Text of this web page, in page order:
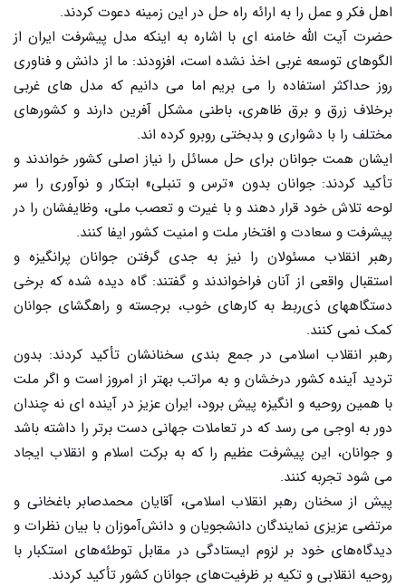
اهل فکر و عمل را به ارائه راه حل در این زمینه دعوت کردند.
حضرت آیت الله خامنه ای با اشاره به اینکه مدل پیشرفت ایران از
الگوهای توسعه غربی اخذ نشده است، افزودند: ما از دانش و فناوری
روز حداکثر استفاده را می بریم اما می دانیم که مدل های غربی
برخلاف زرق و برق ظاهری، باطنی مشکل آفرین دارند و کشورهای
مختلف را با دشواری و بدبختی روبرو کرده اند.
ایشان همت جوانان برای حل مسائل را نیاز اصلی کشور خواندند و
تأکید کردند: جوانان بدون «ترس و تنبلی» ابتکار و نوآوری را سر
لوحه تلاش خود قرار دهند و با غیرت و تعصب ملی، وظایفشان را در
پیشرفت و سعادت و افتخار ملت و امنیت کشور ایفا کنند.
رهبر انقلاب مسئولان را نیز به جدی گرفتن جوانان پرانگیزه و
استقبال واقعی از آنان فراخواندند و گفتند: گاه دیده شده که برخی
دستگاههای ذی‌ربط به کارهای خوب، برجسته و راهگشای جوانان
کمک نمی کنند.
رهبر انقلاب اسلامی در جمع بندی سخنانشان تأکید کردند: بدون
تردید آینده کشور درخشان و به مراتب بهتر از امروز است و اگر ملت
با همین روحیه و انگیزه پیش برود، ایران عزیز در آینده ای نه چندان
دور به اوجی می رسد که در تعاملات جهانی دست برتر را داشته باشد
و جوانان، این پیشرفت عظیم را که به برکت اسلام و انقلاب ایجاد
می شود تجربه کنند.
پیش از سخنان رهبر انقلاب اسلامی، آقایان محمدصابر باغخانی و
مرتضی عزیزی نمایندگان دانشجویان و دانش‌آموزان با بیان نظرات و
دیدگاه‌های خود بر لزوم ایستادگی در مقابل توطئه‌های استکبار با
روحیه انقلابی و تکیه بر ظرفیت‌های جوانان کشور تأکید کردند.